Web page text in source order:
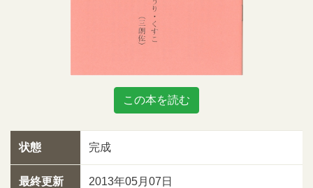
この本を読む
状態 完成
最終更新
2013年05月07日